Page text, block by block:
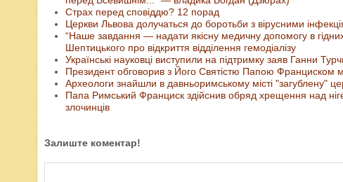
Страх перед сповіддю? 12 порад
Церкви Львова долучаться до боротьби з вірусними
“Наше завдання — надати якісну медичну допомогу в
Шептицького про відкриття відділення гемодіалізу
Українські науковці виступили на підтримку заяв Ганни
Президент обговорив з Його Святістю Папою Франциском
Археологи знайшли в давньоримському місті "загублену"
Папа Римський Франциск здійснив обряд хрещення над
злочинців
Залиште коментар!